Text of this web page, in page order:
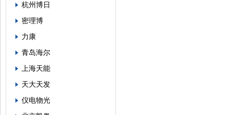
杭州博日
密理博
力康
青岛海尔
上海天能
天大天发
仪电物光